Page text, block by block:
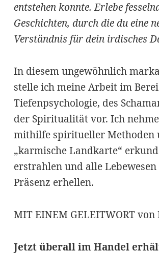
entstehen konnte. Erlebe
Geschichten, durch die du eine
Verständnis für dein irdisches
In diesem ungewöhnlich
stelle ich meine Arbeit im
Tiefenpsychologie, des
der Spiritualität vor. Ich
mithilfe spiritueller Methoden
„karmische Landkarte“
erstrahlen und alle
Präsenz erhellen.
MIT EINEM GELEITWORT von
Jetzt überall im Handel